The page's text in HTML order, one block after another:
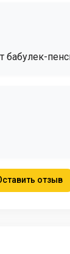
отзыв